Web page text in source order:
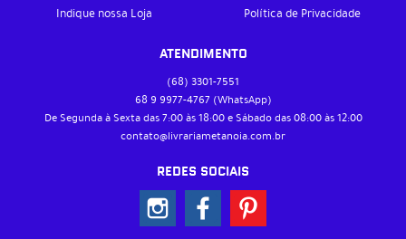
Indique nossa Loja
Política de Privacidade
ATENDIMENTO
(68) 3301-7551
68 9 9977-4767 (WhatsApp)
De Segunda à Sexta das 7:00 às 18:00 e Sábado das 08:00 às 12:00
contato@livrariametanoia.com.br
REDES SOCIAIS